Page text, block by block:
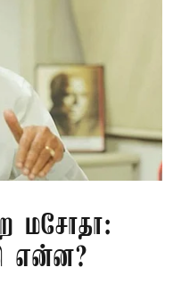
மசோதா:
என்ன?